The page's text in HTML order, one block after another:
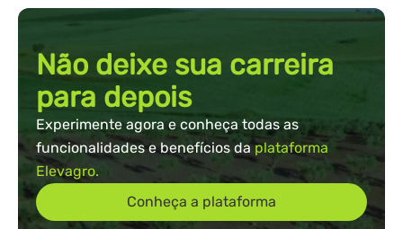
Não deixe sua carreira
para depois
Experimente agora e conheça todas as
funcionalidades e benefícios daplataforma
Elevagro.
Conheça a plataforma